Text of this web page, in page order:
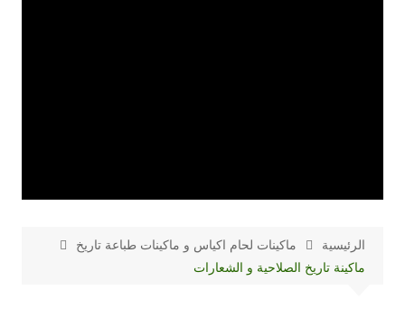
الرئيسية
ماكينات لحام اكياس و ماكينات طباعة تاريخ
ماكينة تاريخ الصلاحية و الشعارات